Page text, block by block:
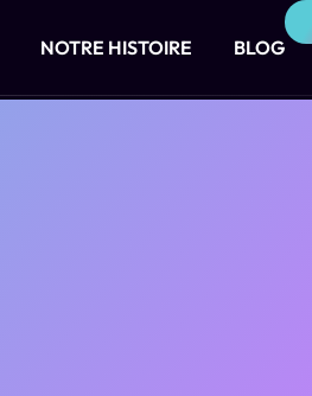
NOTRE HISTOIRE BLOG